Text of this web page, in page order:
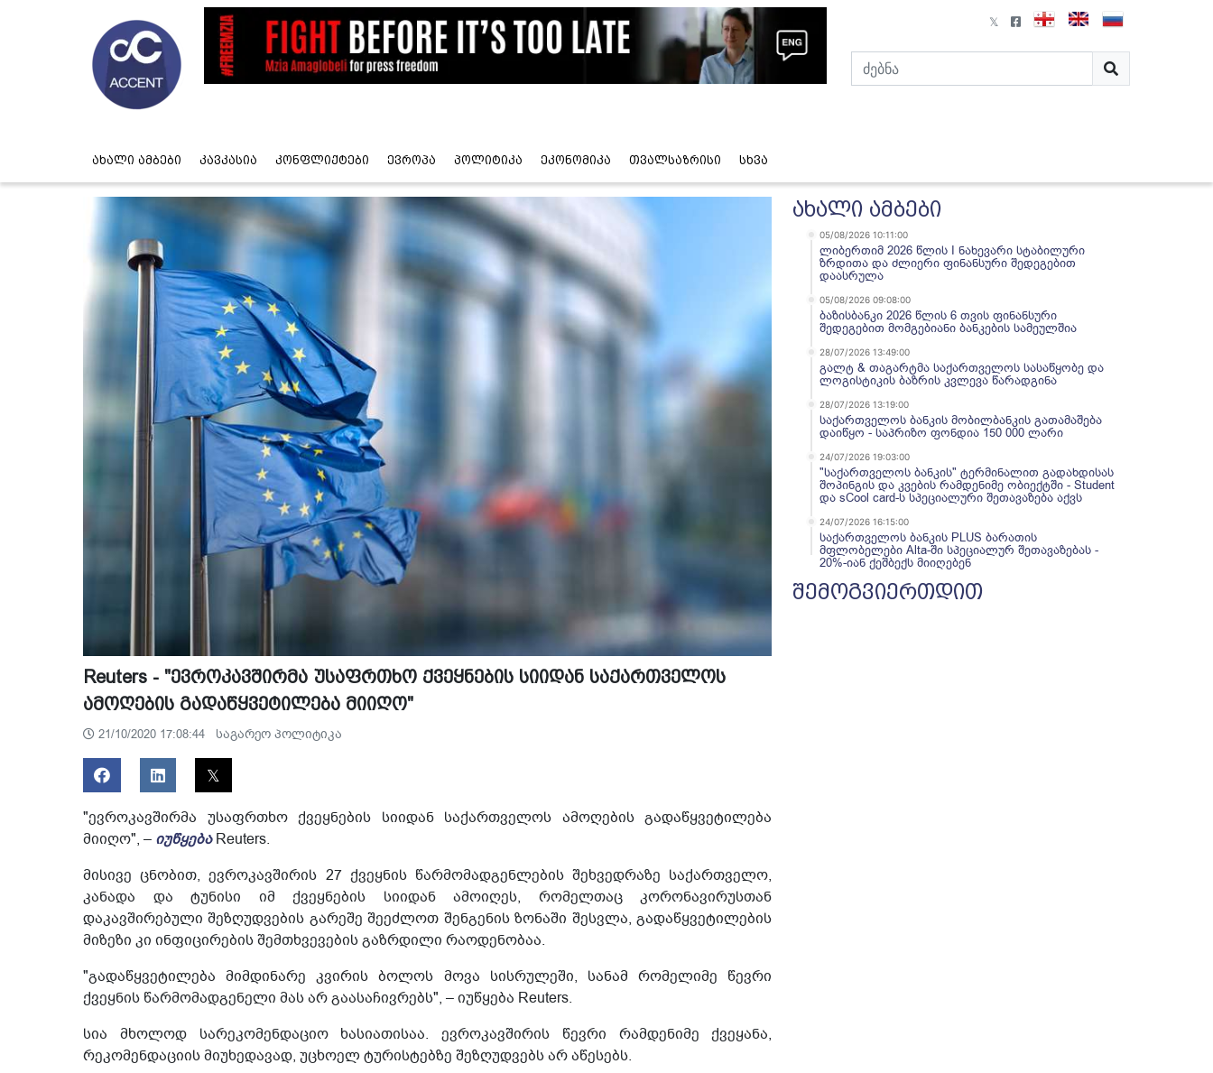
ახალი ამბები კავკასია კონფლიქტები ევროპა პოლიტიკა ეკონომიკა თვალსაზრისი სხვა
Reuters - "ევროკავშირმა უსაფრთხო ქვეყნების სიიდან საქართველოს
ამოღების გადაწყვეტილება მიიღო"
21/10/2020 17:08:44 საგარეო პოლიტიკა
"ევროკავშირმა უსაფრთხო ქვეყნების სიიდან საქართველოს ამოღების გადაწყვეტილება
მიიღო", – იუწყებაReuters.
მისივე ცნობით, ევროკავშირის 27 ქვეყნის წარმომადგენლების შეხვედრაზე საქართველო,
კანადა და ტუნისი იმ ქვეყნების სიიდან ამოიღეს, რომელთაც კორონავირუსთან
დაკავშირებული შეზღუდვების გარეშე შეეძლოთ შენგენის ზონაში შესვლა, გადაწყვეტილების
მიზეზი კი ინფიცირების შემთხვევების გაზრდილი რაოდენობაა.
"გადაწყვეტილება მიმდინარე კვირის ბოლოს მოვა სისრულეში, სანამ რომელიმე წევრი
ქვეყნის წარმომადგენელი მას არ გაასაჩივრებს", – იუწყება Reuters.
სია მხოლოდ სარეკომენდაციო ხასიათისაა. ევროკავშირის წევრი რამდენიმე ქვეყანა,
რეკომენდაციის მიუხედავად, უცხოელ ტურისტებზე შეზღუდვებს არ აწესებს.
ახალი ამბები
05/08/2026 10:11:00
ლიბერთიმ 2026 წლის I ნახევარი სტაბილური
ზრდითა და ძლიერი ფინანსური შედეგებით
დაასრულა
05/08/2026 09:08:00
ბაზისბანკი 2026 წლის 6 თვის ფინანსური
შედეგებით მომგებიანი ბანკების სამეულშია
28/07/2026 13:49:00
გალტ & თაგარტმა საქართველოს სასაწყობე და
ლოგისტიკის ბაზრის კვლევა წარადგინა
28/07/2026 13:19:00
საქართველოს ბანკის მობილბანკის გათამაშება
დაიწყო - საპრიზო ფონდია 150 000 ლარი
24/07/2026 19:03:00
"საქართველოს ბანკის" ტერმინალით გადახდისას
შოპინგის და კვების რამდენიმე ობიექტში - Student
და sCool card-ს სპეციალური შეთავაზება აქვს
24/07/2026 16:15:00
საქართველოს ბანკის PLUS ბარათის
მფლობელები Alta-ში სპეციალურ შეთავაზებას -
20%-იან ქეშბექს მიიღებენ
შემოგვიერთდით